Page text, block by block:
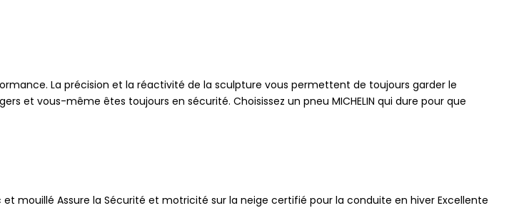
La précision et la réactivité de la sculpture vous permettent de toujours garder le
et vous-même êtes toujours en sécurité. Choisissez un pneu MICHELIN qui dure pour que
mouillé Assure la Sécurité et motricité sur la neige certifié pour la conduite en hiver Excellente